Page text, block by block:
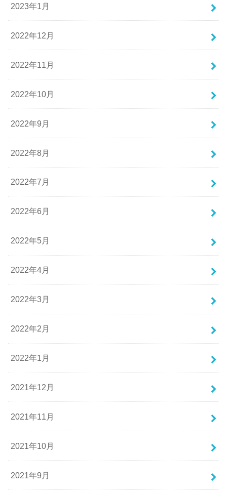
2023年1月
2022年12月
2022年11月
2022年10月
2022年9月
2022年8月
2022年7月
2022年6月
2022年5月
2022年4月
2022年3月
2022年2月
2022年1月
2021年12月
2021年11月
2021年10月
2021年9月